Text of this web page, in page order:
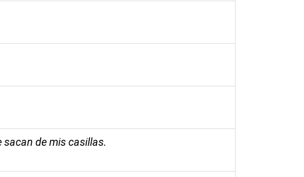
sacan de mis casillas.